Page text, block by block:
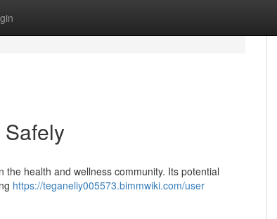
health and wellness community. Its potential
https://teganeliy005573.bimmwiki.com/user